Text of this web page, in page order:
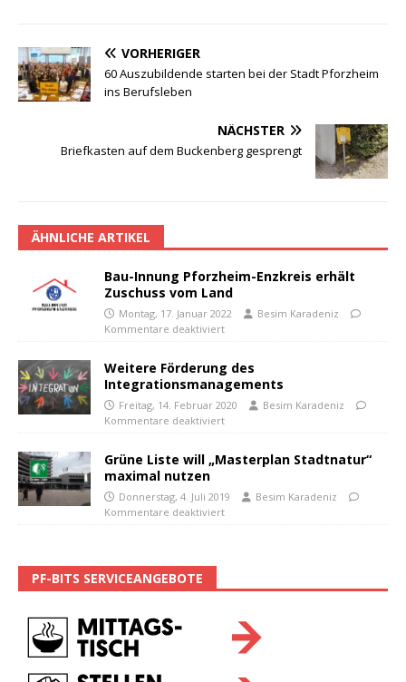
VORHERIGER
60 Auszubildende starten bei der Stadt Pforzheim
ins Berufsleben
NÄCHSTER
Briefkasten auf dem Buckenberg gesprengt
ÄHNLICHE ARTIKEL
Bau-Innung Pforzheim-Enzkreis erhält
Zuschuss vom Land
Montag, 17. Januar 2022
Besim Karadeniz
Kommentare deaktiviert
Weitere Förderung des
Integrationsmanagements
Freitag, 14. Februar 2020
Besim Karadeniz
Kommentare deaktiviert
Grüne Liste will „Masterplan Stadtnatur“
maximal nutzen
Donnerstag, 4. Juli 2019
Besim Karadeniz
Kommentare deaktiviert
PF-BITS SERVICEANGEBOTE